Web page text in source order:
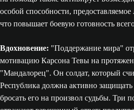
особой способности,
что повышает боевую готовность
Вдохновение: "Поддержание мира"
мотивацию Карсона Тевы на
"Мандалорец". Он солдат, который
Республика должна активно
бросать его на произвол судьбы. Три